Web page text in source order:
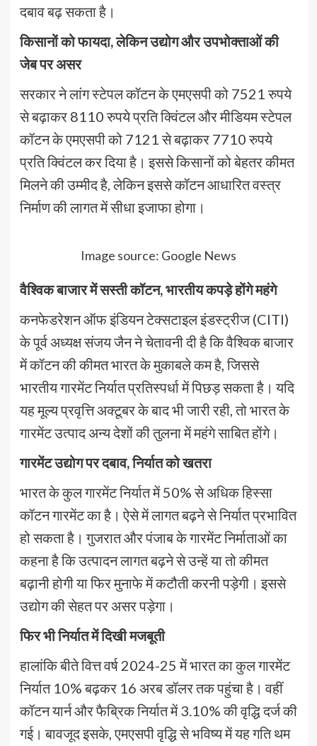
दबाव बढ़ सकता है।
किसानों को फायदा, लेकिन उद्योग और उपभोक्ताओं की
जेब पर असर
सरकार ने लांग स्टेपल कॉटन के एमएसपी को 7521 रुपये
से बढ़ाकर 8110 रुपये प्रति क्विंटल और मीडियम स्टेपल
कॉटन के एमएसपी को 7121 से बढ़ाकर 7710 रुपये
प्रति क्विंटल कर दिया है। इससे किसानों को बेहतर कीमत
मिलने की उम्मीद है, लेकिन इससे कॉटन आधारित वस्त्र
निर्माण की लागत में सीधा इजाफा होगा।
Image source: Google News
वैश्विक बाजार में सस्ती कॉटन, भारतीय कपड़े होंगे महंगे
कनफेडरेशन ऑफ इंडियन टेक्सटाइल इंडस्ट्रीज (CITI)
के पूर्व अध्यक्ष संजय जैन ने चेतावनी दी है कि वैश्विक बाजार
में कॉटन की कीमत भारत के मुकाबले कम है, जिससे
भारतीय गारमेंट निर्यात प्रतिस्पर्धा में पिछड़ सकता है। यदि
यह मूल्य प्रवृत्ति अक्टूबर के बाद भी जारी रही, तो भारत के
गारमेंट उत्पाद अन्य देशों की तुलना में महंगे साबित होंगे।
गारमेंट उद्योग पर दबाव, निर्यात को खतरा
भारत के कुल गारमेंट निर्यात में 50% से अधिक हिस्सा
कॉटन गारमेंट का है। ऐसे में लागत बढ़ने से निर्यात प्रभावित
हो सकता है। गुजरात और पंजाब के गारमेंट निर्माताओं का
कहना है कि उत्पादन लागत बढ़ने से उन्हें या तो कीमत
बढ़ानी होगी या फिर मुनाफे में कटौती करनी पड़ेगी। इससे
उद्योग की सेहत पर असर पड़ेगा।
फिर भी निर्यात में दिखी मजबूती
हालांकि बीते वित्त वर्ष 2024-25 में भारत का कुल गारमेंट
निर्यात 10% बढ़कर 16 अरब डॉलर तक पहुंचा है। वहीं
कॉटन यार्न और फैब्रिक निर्यात में 3.10% की वृद्धि दर्ज की
गई। बावजूद इसके, एमएसपी वृद्धि से भविष्य में यह गति थम